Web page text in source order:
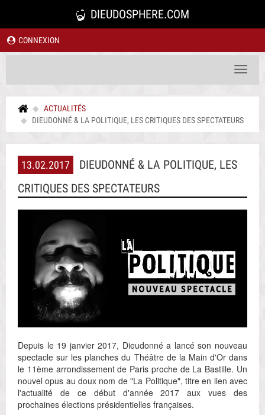
DIEUDOSPHERE.COM
CONNEXION
Toggle
ACTUALITÉS
DIEUDONNÉ & LA POLITIQUE, LES CRITIQUES DES SPECTATEURS
13.02.2017
DIEUDONNÉ & LA POLITIQUE, LES
CRITIQUES DES SPECTATEURS
Depuis le 19 janvier 2017, Dieudonné a lancé son nouveau
spectacle sur les planches du Théâtre de la Main d'Or dans
le 11ème arrondissement de Paris proche de La Bastille. Un
nouvel opus au doux nom de "La Politique", titre en lien avec
l'actualité de ce début d'année 2017 aux vues des
prochaines élections présidentielles françaises.